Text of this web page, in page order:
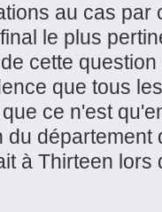
au cas par
le plus
cette
que tous
ce n'est
du département
à Thirteen lors